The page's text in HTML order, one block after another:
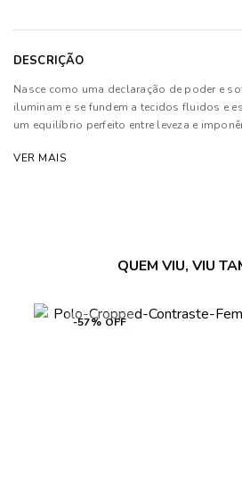
DESCRIÇÃO
Nasce como uma declaração de poder e
iluminam e se fundem a tecidos fluidos e
um equilíbrio perfeito entre leveza e
sua personalidade¿marcante e independente.
podem sofrer mudanças de tonalidade,
VER MAIS
QUEM VIU, VIU
-57% OFF